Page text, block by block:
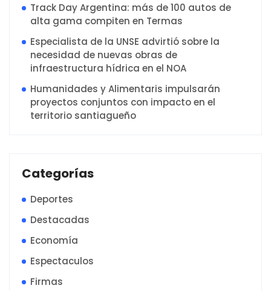
Track Day Argentina: más de 100 autos de
alta gama compiten en Termas
Especialista de la UNSE advirtió sobre la
necesidad de nuevas obras de
infraestructura hídrica en el NOA
Humanidades y Alimentaris impulsarán
proyectos conjuntos con impacto en el
territorio santiagueño
Categorías
Deportes
Destacadas
Economía
Espectaculos
Firmas